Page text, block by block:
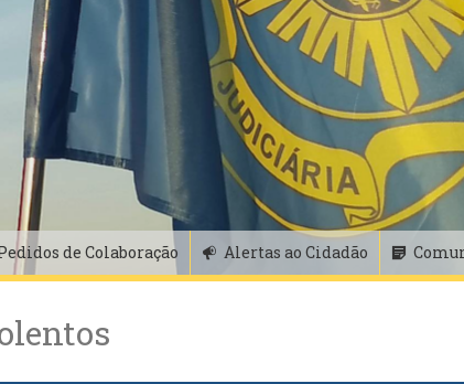
de Colaboração Alertas ao Cidadão